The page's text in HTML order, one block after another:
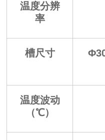
温度分辨
率
槽尺寸
温度波动
（℃）